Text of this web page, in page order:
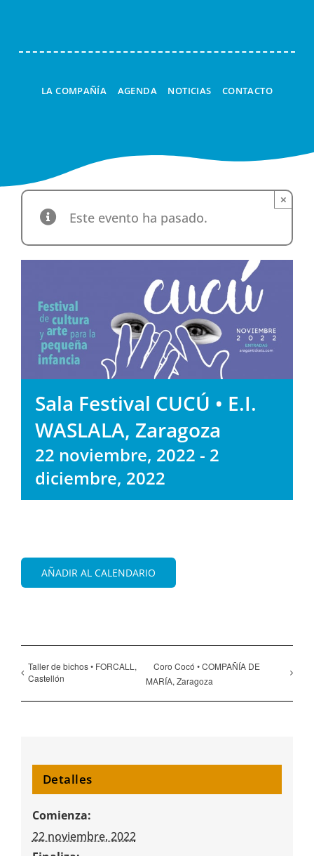
LA COMPAÑÍA AGENDA NOTICIAS CONTACTO
Este evento ha pasado.
×
Sala Festival CUCÚ • E.I.
WASLALA, Zaragoza
22 noviembre, 2022 - 2
diciembre, 2022
AÑADIR AL CALENDARIO
Taller de bichos • FORCALL,
Castellón
Coro Cocó • COMPAÑÍA DE
MARÍA, Zaragoza
Detalles
Comienza:
22 noviembre, 2022